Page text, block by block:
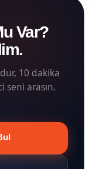
Var?
10 dakika
seni arasın.